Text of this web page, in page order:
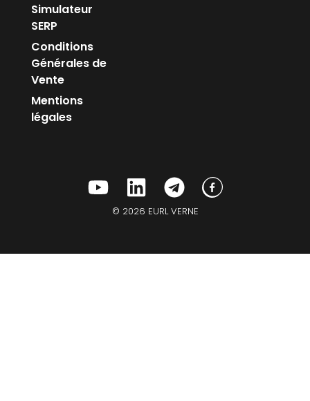
Simulateur
SERP
Conditions
Générales de
Vente
Mentions
légales
© 2026 EURL VERNE